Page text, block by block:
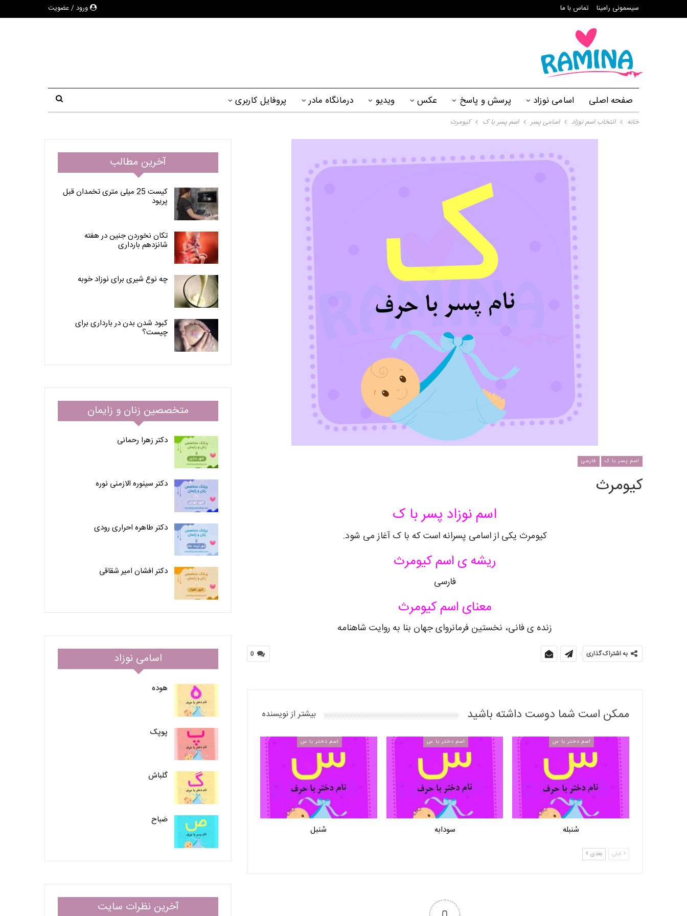
ورود / عضویت سیسمونی رامینا تماس با ما
صفحه اصلی اسامی نوزاد پرسش و پاسخ عکس ویدیو درمانگاه مادر پروفایل کاربری
خانه انتخاب اسم نوزاد اسامی پسر اسم پسر با ک کیومرث
اسم پسر با ک فارسی
کیومرث
اسم نوزاد پسر با ک
کیومرث یکی از اسامی پسرانه است که با ک آغاز می شود.
ریشه ی اسم کیومرث
فارسی
معنای اسم کیومرث
زنده ی فانی، نخستین فرمانروای جهان بنا به روایت شاهنامه
0 به اشتراک گذاری
ممکن است شما دوست داشته باشید بیشتر از نویسنده
اسم دختر با س
سُنبله
اسم دختر با س
سودابه
اسم دختر با س
سُنبل
قبلی بعدی
آخرین مطالب
کیست 25 میلی متری تخمدان قبل
پریود
تکان نخوردن جنین در هفته
شانزدهم بارداری
چه نوع شیری برای نوزاد خوبه
کبود شدن بدن در بارداری برای
چیست؟
متخصصین زنان و زایمان
دکتر زهرا رحمانی
دکتر سینوره الازمنی نوره
دکتر طاهره احراری رودی
دکتر افشان امیر شقاقی
اسامی نوزاد
هوده
پوپک
گلباش
صَباح
آخرین نظرات سایت